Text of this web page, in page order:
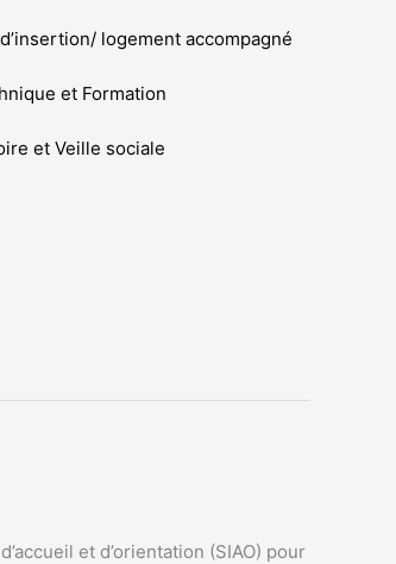
logement accompagné
et Formation
et Veille sociale
et d’orientation (SIAO) pour